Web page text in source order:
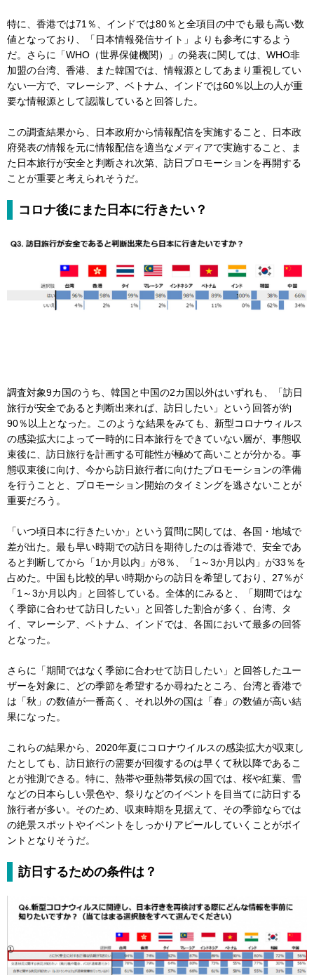
特に、香港では71％、インドでは80％と全項目の中でも最も高い数
値となっており、「日本情報発信サイト」よりも参考にするよう
だ。さらに「WHO（世界保健機関）」の発表に関しては、WHO非
加盟の台湾、香港、また韓国では、情報源としてあまり重視してい
ない一方で、マレーシア、ベトナム、インドでは60％以上の人が重
要な情報源として認識していると回答した。
この調査結果から、日本政府から情報配信を実施すること、日本政
府発表の情報を元に情報配信を適当なメディアで実施すること、ま
た日本旅行が安全と判断され次第、訪日プロモーションを再開する
ことが重要と考えられそうだ。
コロナ後にまた日本に行きたい？
調査対象9カ国のうち、韓国と中国の2カ国以外はいずれも、「訪日
旅行が安全であると判断出来れば、訪日したい」という回答が約
90％以上となった。このような結果をみても、新型コロナウィルス
の感染拡大によって一時的に日本旅行をできていない層が、事態収
束後に、訪日旅行を計画する可能性が極めて高いことが分かる。事
態収束後に向け、今から訪日旅行者に向けたプロモーションの準備
を行うことと、プロモーション開始のタイミングを逃さないことが
重要だろう。
「いつ頃日本に行きたいか」という質問に関しては、各国・地域で
差が出た。最も早い時期での訪日を期待したのは香港で、安全であ
ると判断してから「1か月以内」が8％、「1～3か月以内」が33％を
占めた。中国も比較的早い時期からの訪日を希望しており、27％が
「1～3か月以内」と回答している。全体的にみると、「期間ではな
く季節に合わせて訪日したい」と回答した割合が多く、台湾、タ
イ、マレーシア、ベトナム、インドでは、各国において最多の回答
となった。
さらに「期間ではなく季節に合わせて訪日したい」と回答したユー
ザーを対象に、どの季節を希望するか尋ねたところ、台湾と香港で
は「秋」の数値が一番高く、それ以外の国は「春」の数値が高い結
果になった。
これらの結果から、2020年夏にコロナウイルスの感染拡大が収束し
たとしても、訪日旅行の需要が回復するのは早くて秋以降であるこ
とが推測できる。特に、熱帯や亜熱帯気候の国では、桜や紅葉、雪
などの日本らしい景色や、祭りなどのイベントを目当てに訪日する
旅行者が多い。そのため、収束時期を見据えて、その季節ならでは
の絶景スポットやイベントをしっかりアピールしていくことがポイ
ントとなりそうだ。
訪日するための条件は？